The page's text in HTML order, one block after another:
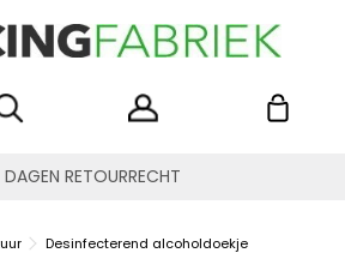
RETOURRECHT
Desinfecterend alcoholdoekje